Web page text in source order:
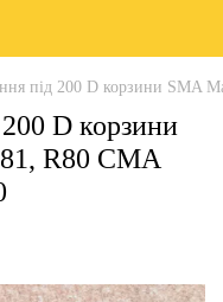
під 200 D корзини
D корзини
R80 СМА